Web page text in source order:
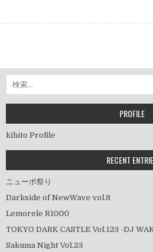
ナ
ビ
ゲ
シ
索:
PROFILE
kihito Profile
RECENT
ニューポ祭り
Darkside of NewWave vol.8
Lemorele R1000
TOKYO DARK CASTLE Vol.123 -DJ
Sakuma Night Vol.23